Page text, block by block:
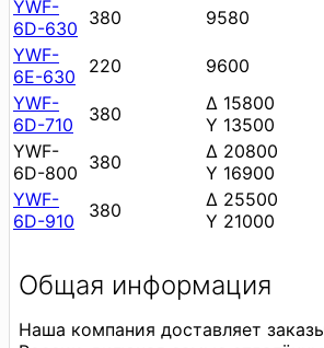
YWF-
6D-630 380 9580
YWF-
6E-630
220 9600
YWF-
6D-710
380
∆ 15800
Y 13500
YWF-
6D-800 380
∆ 20800
Y 16900
YWF-
6D-910
380
∆ 25500
Y 21000